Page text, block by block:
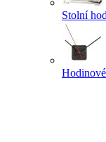
Stolní